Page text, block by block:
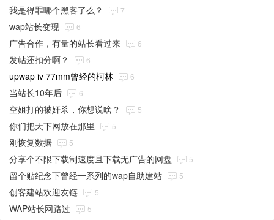
我是得罪哪个黑客了么？ 7
wap站长变现 6
广告合作，有量的站长看过来 6
发帖还扣分啊？ 6
upwap iv 77mm曾经的柯林 6
当站长10年后 6
空姐打的被奸杀，你想说啥？ 5
你们把天下网放在那里 5
刚恢复数据 5
分享个不限下载制速度且下载无广告的网盘 5
留个贴纪念下曾经一系列的wap自助建站 5
创客建站欢迎友链 5
WAP站长网路过 5